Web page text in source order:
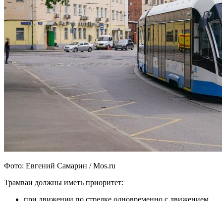
Фото: Евгений Самарин / Mos.ru
Трамваи должны иметь приоритет:
при движении по стрелке одновременно с движением